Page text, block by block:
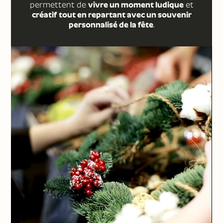
permettent de vivre un moment ludiqueet
créatif tout en repartant avec un souvenir
personnalisé de la fête.